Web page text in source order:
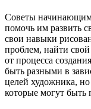
Советы
помочь им развить
свои навыки
проблем, найти свой
от процесса
быть разными в
целей художника,
которые могут быть